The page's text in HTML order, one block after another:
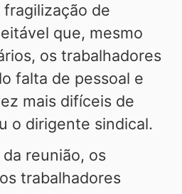
de
que, mesmo
os trabalhadores
falta de pessoal e
mais difíceis de
o dirigente sindical.
reunião, os
trabalhadores